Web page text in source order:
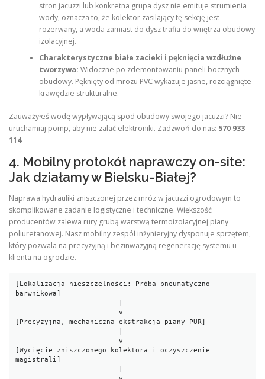
stron jacuzzi lub konkretna grupa dysz nie emituje strumienia
wody, oznacza to, że kolektor zasilający tę sekcję jest
rozerwany, a woda zamiast do dysz trafia do wnętrza obudowy
izolacyjnej.
Charakterystyczne białe zacieki i pęknięcia wzdłużne
tworzywa: Widoczne po zdemontowaniu paneli bocznych
obudowy. Pęknięty od mrozu PVC wykazuje jasne, rozciągnięte
krawędzie strukturalne.
Zauważyłeś wodę wypływającą spod obudowy swojego jacuzzi? Nie
uruchamiaj pomp, aby nie zalać elektroniki. Zadzwoń do nas: 570 933
114.
4. Mobilny protokół naprawczy on-site:
Jak działamy w Bielsku-Białej?
Naprawa hydrauliki zniszczonej przez mróz w jacuzzi ogrodowym to
skomplikowane zadanie logistyczne i techniczne. Większość
producentów zalewa rury grubą warstwą termoizolacyjnej piany
poliuretanowej. Nasz mobilny zespół inżynieryjny dysponuje sprzętem,
który pozwala na precyzyjną i bezinwazyjną regenerację systemu u
klienta na ogrodzie.
[Lokalizacja nieszczelności: Próba pneumatyczno-
barwnikowa]
                         v
[Precyzyjna, mechaniczna ekstrakcja piany PUR]
                         v
[Wycięcie zniszczonego kolektora i oczyszczenie
magistrali]